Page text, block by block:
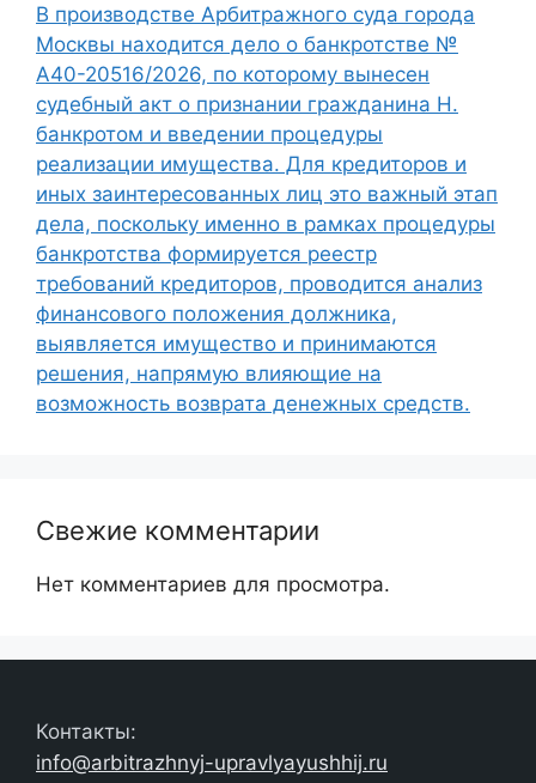
В производстве Арбитражного суда города
Москвы находится дело о банкротстве №
А40-20516/2026, по которому вынесен
судебный акт о признании гражданина Н.
банкротом и введении процедуры
реализации имущества. Для кредиторов и
иных заинтересованных лиц это важный этап
дела, поскольку именно в рамках процедуры
банкротства формируется реестр
требований кредиторов, проводится анализ
финансового положения должника,
выявляется имущество и принимаются
решения, напрямую влияющие на
возможность возврата денежных средств.
Свежие комментарии
Нет комментариев для просмотра.
Контакты:
info@arbitrazhnyj-upravlyayushhij.ru